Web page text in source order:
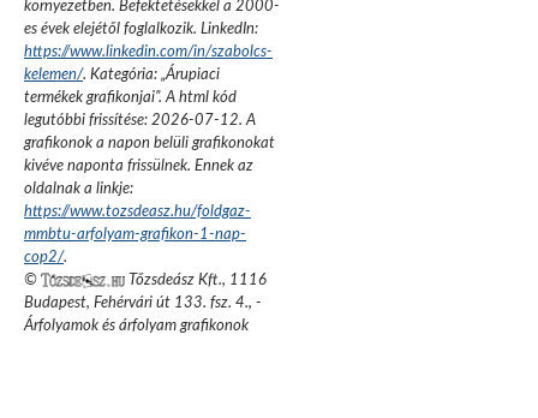
környezetben. Befektetésekkel a 2000-
es évek elejétől foglalkozik. LinkedIn:
https://www.linkedin.com/in/szabolcs-
kelemen/. Kategória: „Árupiaci
termékek grafikonjai”.A html kód
legutóbbi frissítése: 2026-07-12. A
grafikonok a napon belüli grafikonokat
kivéve naponta frissülnek. Ennek az
oldalnak a linkje:
https://www.tozsdeasz.hu/foldgaz-
mmbtu-arfolyam-grafikon-1-nap-
cop2/.
©
Tőzsdeász Kft., 1116
Budapest, Fehérvári út 133. fsz. 4., -
Árfolyamok és árfolyam grafikonok